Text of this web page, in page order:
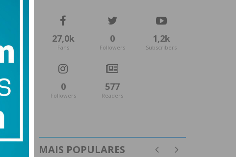
27,0k
Fans
0
Followers
1,2k
Subscribers
0
Followers
577
Readers
MAIS POPULARES